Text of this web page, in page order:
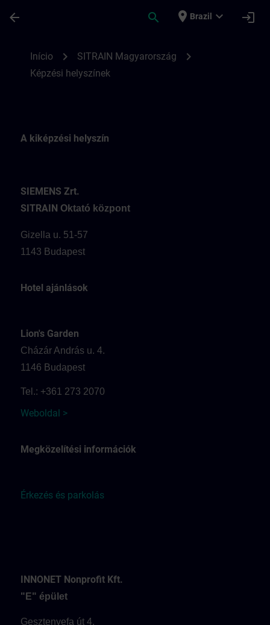
arrow_back search place Brazil expand_more login
Início chevron_right SITRAIN Magyarország chevron_right
Képzési helyszínek
A kiképzési helyszín
SIEMENS Zrt.
SITRAIN Oktató központ
Gizella u. 51-57
1143 Budapest
Hotel ajánlások
Lion's Garden
Cházár András u. 4.
1146 Budapest
Tel.: +361 273 2070
Weboldal >
Megközelítési információk
Érkezés és parkolás
INNONET Nonprofit Kft.
"E" épület
Gesztenyefa út 4.